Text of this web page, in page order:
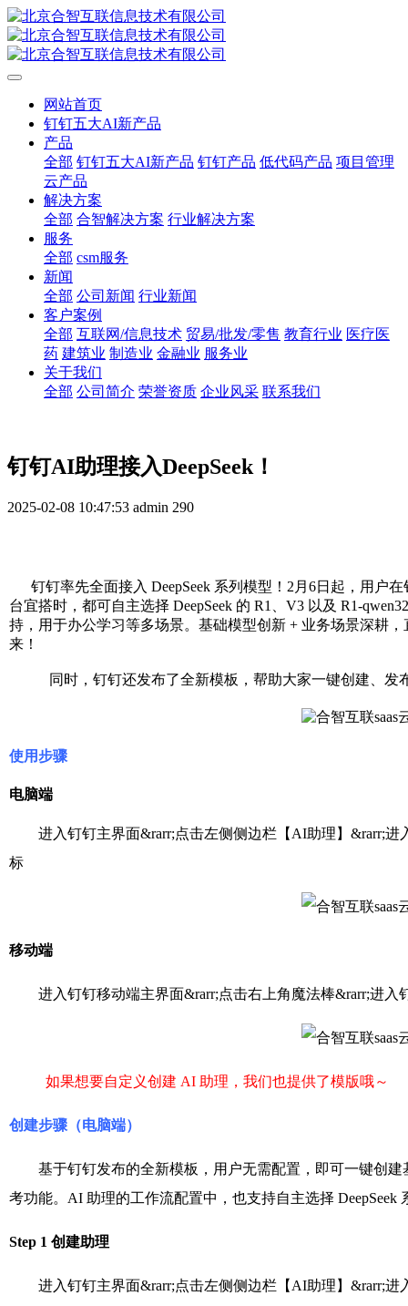
网站首页
钉钉五大AI新产品
产品
全部 钉钉五大AI新产品 钉钉产品 低代码产品 项目管理
云产品
解决方案
全部 合智解决方案 行业解决方案
服务
全部 csm服务
新闻
全部 公司新闻 行业新闻
客户案例
全部 互联网/信息技术 贸易/批发/零售 教育行业 医疗医
药 建筑业 制造业 金融业 服务业
关于我们
全部 公司简介 荣誉资质 企业风采 联系我们
钉钉AI助理接入DeepSeek！
2025-02-08 10:47:53 admin 290
钉钉率先全面接入 DeepSeek 系列模型！2月6日起，用户
台宜搭时，都可自主选择 DeepSeek 的 R1、V3 以及 R1-
持，用于办公学习等多场景。基础模型创新 + 业务场景深耕
来！
同时，钉钉还发布了全新模板，帮助大家一键创建、发
使用步骤
电脑端
进入钉钉主界面&rarr;点击左侧侧边栏【AI助理】&rarr;进
标
移动端
进入钉钉移动端主界面&rarr;点击右上角魔法棒&rarr;进入
如果想要自定义创建 AI 助理，我们也提供了模版哦～
创建步骤（电脑端）
基于钉钉发布的全新模板，用户无需配置，即可一键创建
考功能。AI 助理的工作流配置中，也支持自主选择 DeepSeek
Step 1 创建助理
进入钉钉主界面&rarr;点击左侧侧边栏【AI助理】&rarr;进